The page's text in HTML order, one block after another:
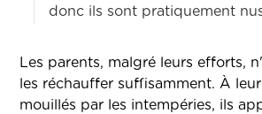
donc ils sont pratiquement
Les parents, malgré leurs efforts,
les réchauffer suffisamment. À
mouillés par les intempéries, ils